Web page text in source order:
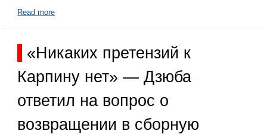
Read more
«Никаких претензий к
Карпину нет» — Дзюба
ответил на вопрос о
возвращении в сборную